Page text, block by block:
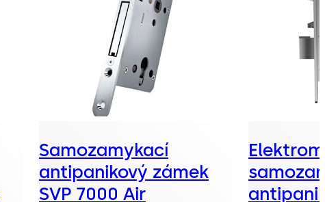
Samozamykací
antipanikový zámek
SVP 7000 Air